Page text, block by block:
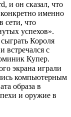
и он сказал, что
именно
сети, что
успехов».
Короля
встречался с
Купер.
экрана играли
компьютерным
образа в
и оружие в